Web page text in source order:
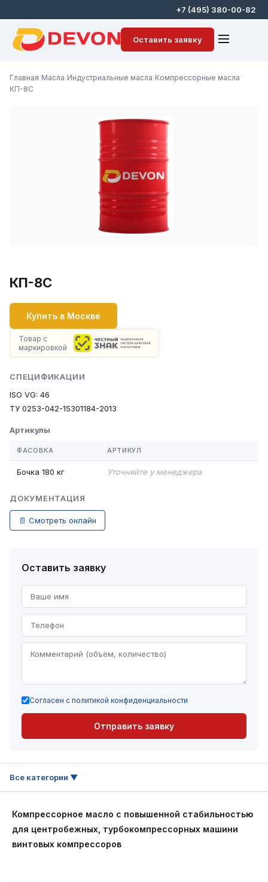
+7 (495) 380-00-82
Оставить заявку
Главная Масла Индустриальные масла Компрессорные масла
КП-8С
КП-8С
Купить в Москве
Товар с
маркировкой
СПЕЦИФИКАЦИИ
ISO VG: 46
ТУ 0253-042-15301184-2013
Артикулы
ФАСОВКА АРТИКУЛ
Бочка 180 кг Уточняйте у менеджера
ДОКУМЕНТАЦИЯ
📄 Смотреть онлайн
Оставить заявку
Согласен с политикой конфиденциальности
Отправить заявку
Компрессорное масло с повышенной стабильностью
для центробежных, турбокомпрессорных машини
винтовых компрессоров